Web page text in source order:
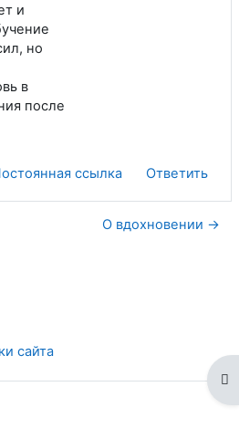
и
но
в
после
ссылка Ответить
О вдохновении →
сайта